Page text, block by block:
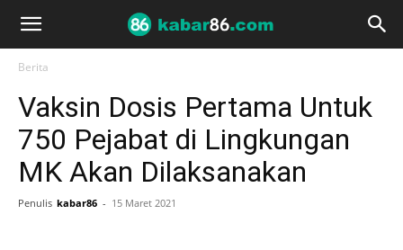
Berita
Vaksin Dosis Pertama Untuk
750 Pejabat di Lingkungan
MK Akan Dilaksanakan
Penulis kabar86 - 15 Maret 2021